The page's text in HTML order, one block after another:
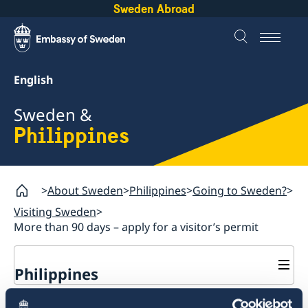
Sweden Abroad
English
Sweden &
Philippines
About Sweden Philippines Going to Sweden?
Visiting Sweden
More than 90 days – apply for a visitor’s permit
Philippines
Going to Sweden?